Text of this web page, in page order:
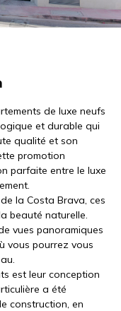
de luxe neufs
et durable qui
qualité et son
promotion
parfaite entre le luxe
la Costa Brava, ces
beauté naturelle.
vues panoramiques
vous pourrez vous
est leur conception
a été
construction, en